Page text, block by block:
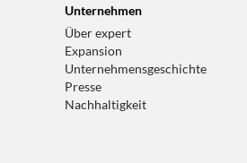
Unternehmen
Über expert
Expansion
Unternehmensgeschichte
Presse
Nachhaltigkeit